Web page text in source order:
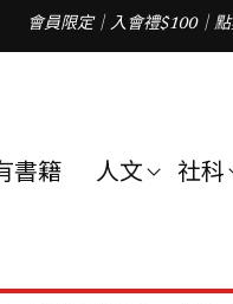
會員限定｜入會禮$100｜
書籍 人文 社科